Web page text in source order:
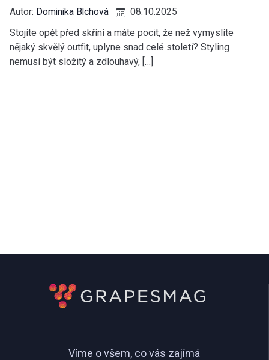
Autor: Dominika Blchová
08.10.2025
Stojíte opět před skříní a máte pocit, že než vymyslíte
nějaký skvělý outfit, uplyne snad celé století? Styling
nemusí být složitý a zdlouhavý, […]
Víme o všem, co vás zajímá